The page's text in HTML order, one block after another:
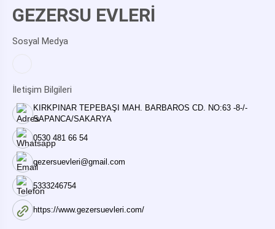
GEZERSU EVLERİ
Sosyal Medya
İletişim Bilgileri
KIRKPINAR TEPEBAŞI MAH. BARBAROS CD. NO:63 -8-/-
SAPANCA/SAKARYA
0530 481 66 54
gezersuevleri@gmail.com
5333246754
https://www.gezersuevleri.com/